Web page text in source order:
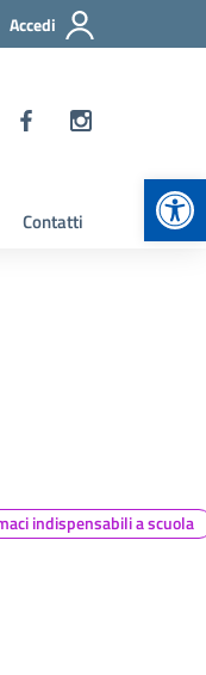
Accedi
Contatti
indispensabili a scuola